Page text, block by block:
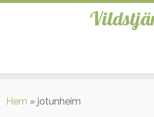
tillHem » jotunheim